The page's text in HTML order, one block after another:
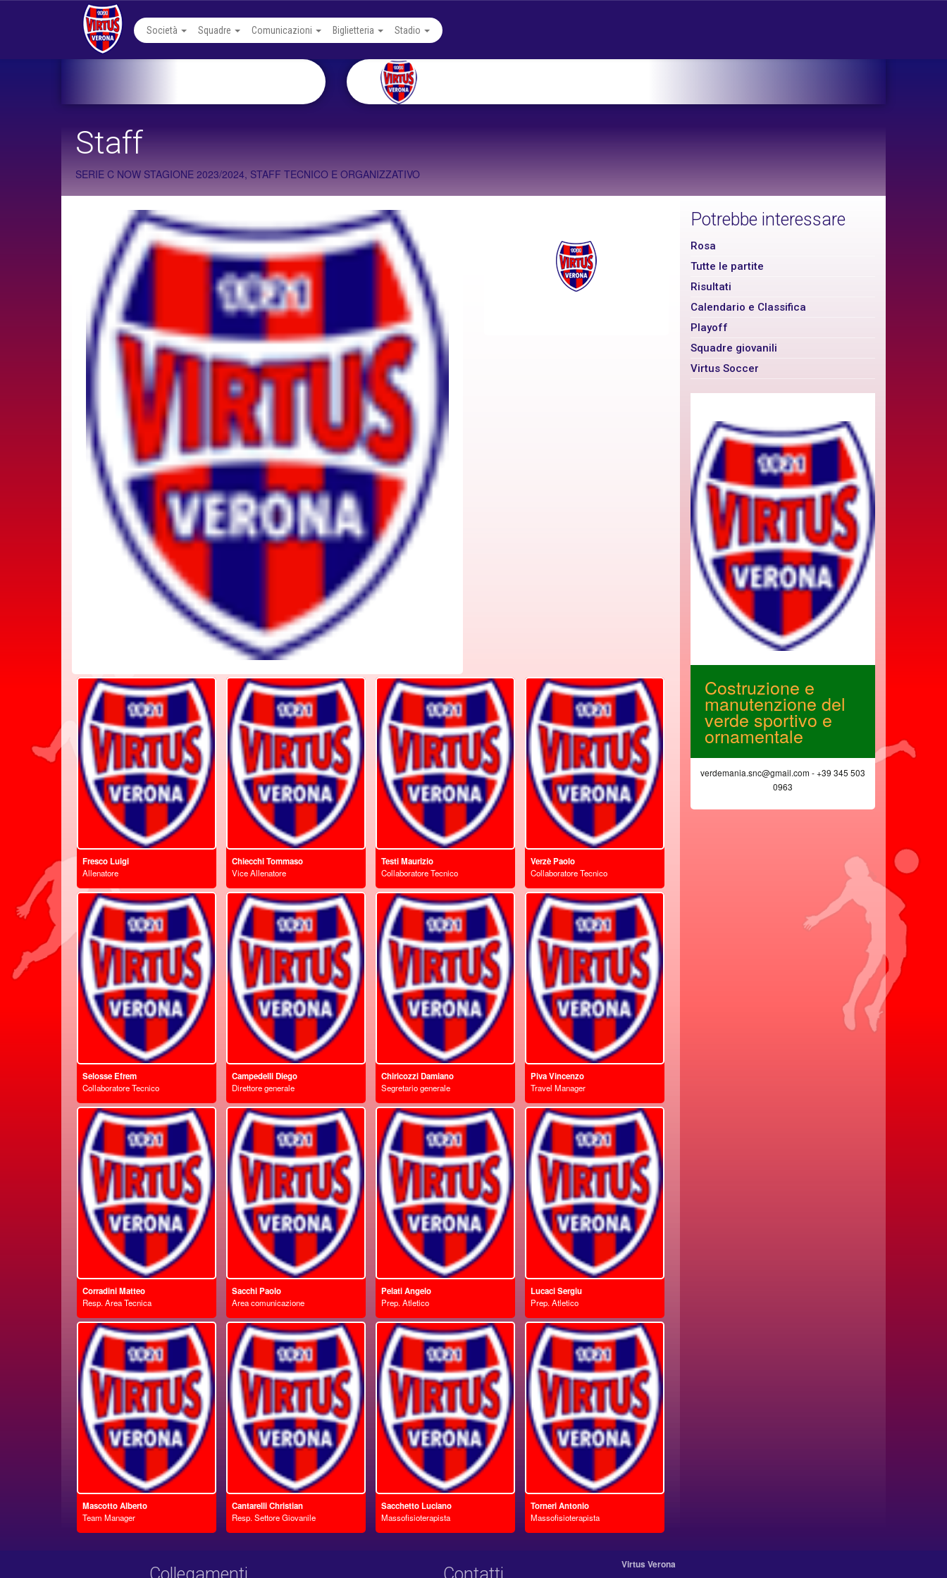
Società Squadre Comunicazioni Biglietteria Stadio
Staff
SERIE C NOW STAGIONE 2023/2024, STAFF TECNICO E ORGANIZZATIVO
Fresco Luigi
Allenatore
Chiecchi Tommaso
Vice Allenatore
Testi Maurizio
Collaboratore Tecnico
Verzè Paolo
Collaboratore Tecnico
Selosse Efrem
Collaboratore Tecnico
Campedelli Diego
Direttore generale
Chiricozzi Damiano
Segretario generale
Piva Vincenzo
Travel Manager
Corradini Matteo
Resp. Area Tecnica
Sacchi Paolo
Area comunicazione
Pelati Angelo
Prep. Atletico
Lucaci Sergiu
Prep. Atletico
Mascotto Alberto
Team Manager
Cantarelli Christian
Resp. Settore Giovanile
Sacchetto Luciano
Massofisioterapista
Torneri Antonio
Massofisioterapista
Potrebbe interessare
Rosa
Tutte le partite
Risultati
Calendario e Classifica
Playoff
Squadre giovanili
Virtus Soccer
Vendita Online
Cialde, Capsule
Caffè Migliori
Marche
https://www.ilovecaffe.com/+39 06 897 157 54
Costruzione e
manutenzione del
verde sportivo e
ornamentale
verdemania.snc@gmail.com - +39 345 503
0963
Wifi,
Virtus Verona